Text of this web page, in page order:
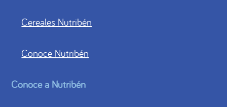
Cereales Nutribén
Conoce Nutribén
Conoce a Nutribén